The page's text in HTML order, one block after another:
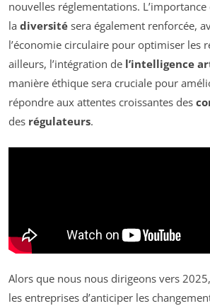
nouvelles réglementations. L’importance
la diversité sera également renforcée,
l’économie circulaire pour optimiser les
ailleurs, l’intégration de l’intelligence
manière éthique sera cruciale pour
répondre aux attentes croissantes des
des régulateurs.
Alors que nous nous dirigeons vers
les entreprises d’anticiper les